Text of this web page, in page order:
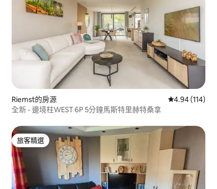
Riemst的房源 從 114 則評價
4.94 (114)
全新 - 邊境柱WEST 6P 5分鐘馬斯特里赫特桑拿
旅客精選
旅客精選